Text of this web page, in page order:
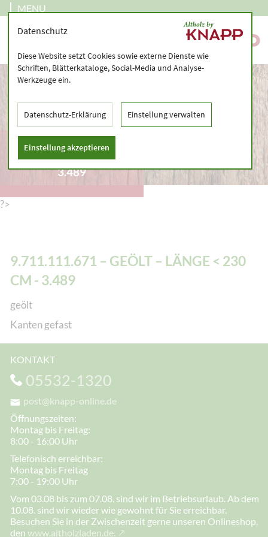
MENU
9.711.111.671 – GEÖLT
– LÄNGE < 230 CM -
3.489
?>
9.711.111.671 – GEÖLT – LÄNGE < 230
CM - 3.489
geölt
Kanten gefast
KONTAKT
05532-1320
post@knapp-online.de
Öffnungszeiten:
Montag bis Freitag:
8:00 - 16:00 Uhr
Telefonisch erreichbar:
Montag bis Freitag
7:00 - 19:00 Uhr
Vom 03.08 bis zum 07.08. sind wir im Betriebsurlaub. Ab dem
10.08. sind wir wieder wie gewohnt für Sie erreichbar.
Besuchen Sie in der Zwischenzeit gerne unseren Onlineshop,
den www.altholzladen.de.
Datenschutz
Diese Website setzt Cookies sowie externe Dienste wie
Schriften, Blätterkataloge, Social-Media und Analyse-
Werkzeuge ein.
Datenschutz-Erklärung Einstellung verwalten
Einstellung akzeptieren